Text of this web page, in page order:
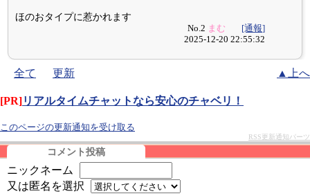
ほのおタイプに惹かれます
No.2 まむ
[通報]
2025-12-20 22:55:32
全て 更新 ▲上へ
[PR]リアルタイムチャットなら安心のチャベリ！
このページの更新通知を受け取る
RSS更新通知パーツ
コメント投稿
ニックネーム
又は匿名を選択